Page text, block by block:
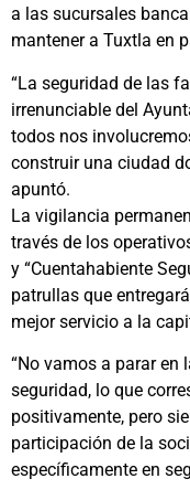
a las sucursales
mantener a Tuxtla en
“La seguridad de las
irrenunciable del
todos nos
construir una ciudad
apuntó.
La vigilancia
través de los
y “Cuentahabiente
patrullas que
mejor servicio a la
“No vamos a parar en
seguridad, lo que
positivamente, pero
participación de la
específicamente en